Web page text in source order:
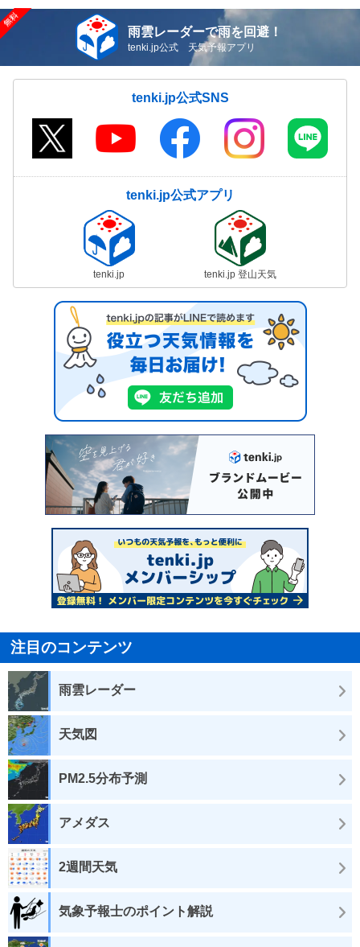
雨雲レーダーで雨を回避！
tenki.jp公式 天気予報アプリ
tenki.jp公式SNS
tenki.jp公式アプリ
tenki.jp tenki.jp 登山天気
注目のコンテンツ
雨雲レーダー
天気図
PM2.5分布予測
アメダス
2週間天気
気象予報士のポイント解説